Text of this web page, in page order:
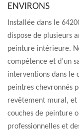
ENVIRONS
Installée dans le
dispose de plusieurs
peinture intérieure.
compétence et d’un
interventions dans le
peintres chevronnés
revêtement mural, et
couches de peinture
professionnelles et